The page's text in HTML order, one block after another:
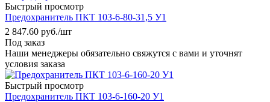
Быстрый просмотр
Предохранитель ПКТ 103-6-80-31,5 У1
2 847.60 руб./шт
Под заказ
Наши менеджеры обязательно свяжутся с вами и уточнят
условия заказа
Быстрый просмотр
Предохранитель ПКТ 103-6-160-20 У1